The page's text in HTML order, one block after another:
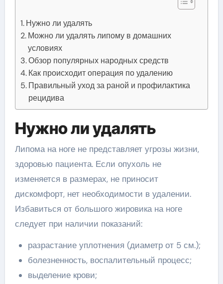
Нужно ли удалять
Можно ли удалять липому в домашних
условиях
Обзор популярных народных средств
Как происходит операция по удалению
Правильный уход за раной и профилактика
рецидива
Нужно ли удалять
Липома на ноге не представляет угрозы жизни,
здоровью пациента. Если опухоль не
изменяется в размерах, не приносит
дискомфорт, нет необходимости в удалении.
Избавиться от большого жировика на ноге
следует при наличии показаний:
разрастание уплотнения (диаметр от 5 см.);
болезненность, воспалительный процесс;
выделение крови;